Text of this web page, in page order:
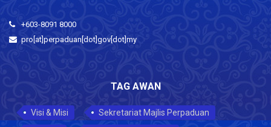
+603-8091 8000
pro[at]perpaduan[dot]gov[dot]my
TAG AWAN
Visi & Misi
Sekretariat Majlis Perpaduan